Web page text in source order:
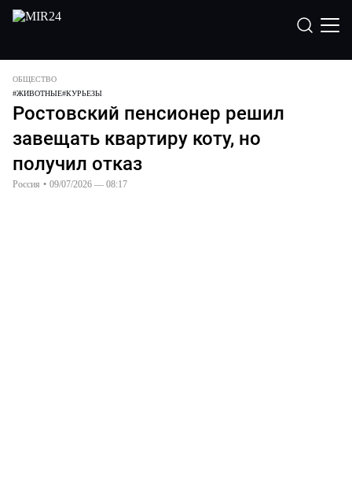
ОБЩЕСТВО
#ЖИВОТНЫЕ#КУРЬЕЗЫ
Ростовский пенсионер решил
завещать квартиру коту, но
получил отказ
Россия • 09/07/2026 — 08:17